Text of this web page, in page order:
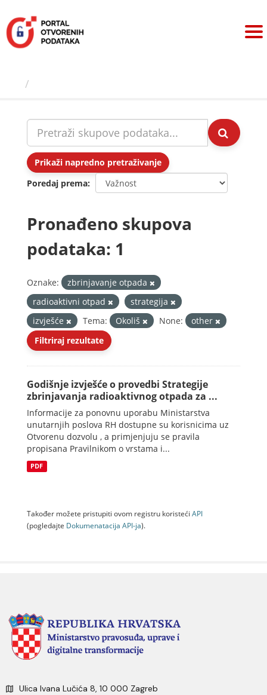
sadržaj
Prikaži napredno pretraživanje
Poredaj prema
Pronađeno skupova
podataka: 1
Oznake:
zbrinjavanje otpada
radioaktivni otpad
strategija
izvješće
Tema: Okoliš None:
other
Filtriraj rezultate
Godišnje izvješće o provedbi Strategije
zbrinjavanja radioaktivnog otpada za ...
Informacije za ponovnu uporabu Ministarstva
unutarnjih poslova RH dostupne su korisnicima uz
Otvorenu dozvolu , a primjenjuju se pravila
propisana Pravilnikom o vrstama i...
PDF
Također možete pristupiti ovom registru koristeći API
(pogledajte Dokumenаtаcijа API-jа).